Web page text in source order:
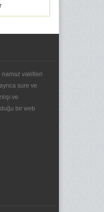
namaz vakitleri
sure ve
ve
bir web